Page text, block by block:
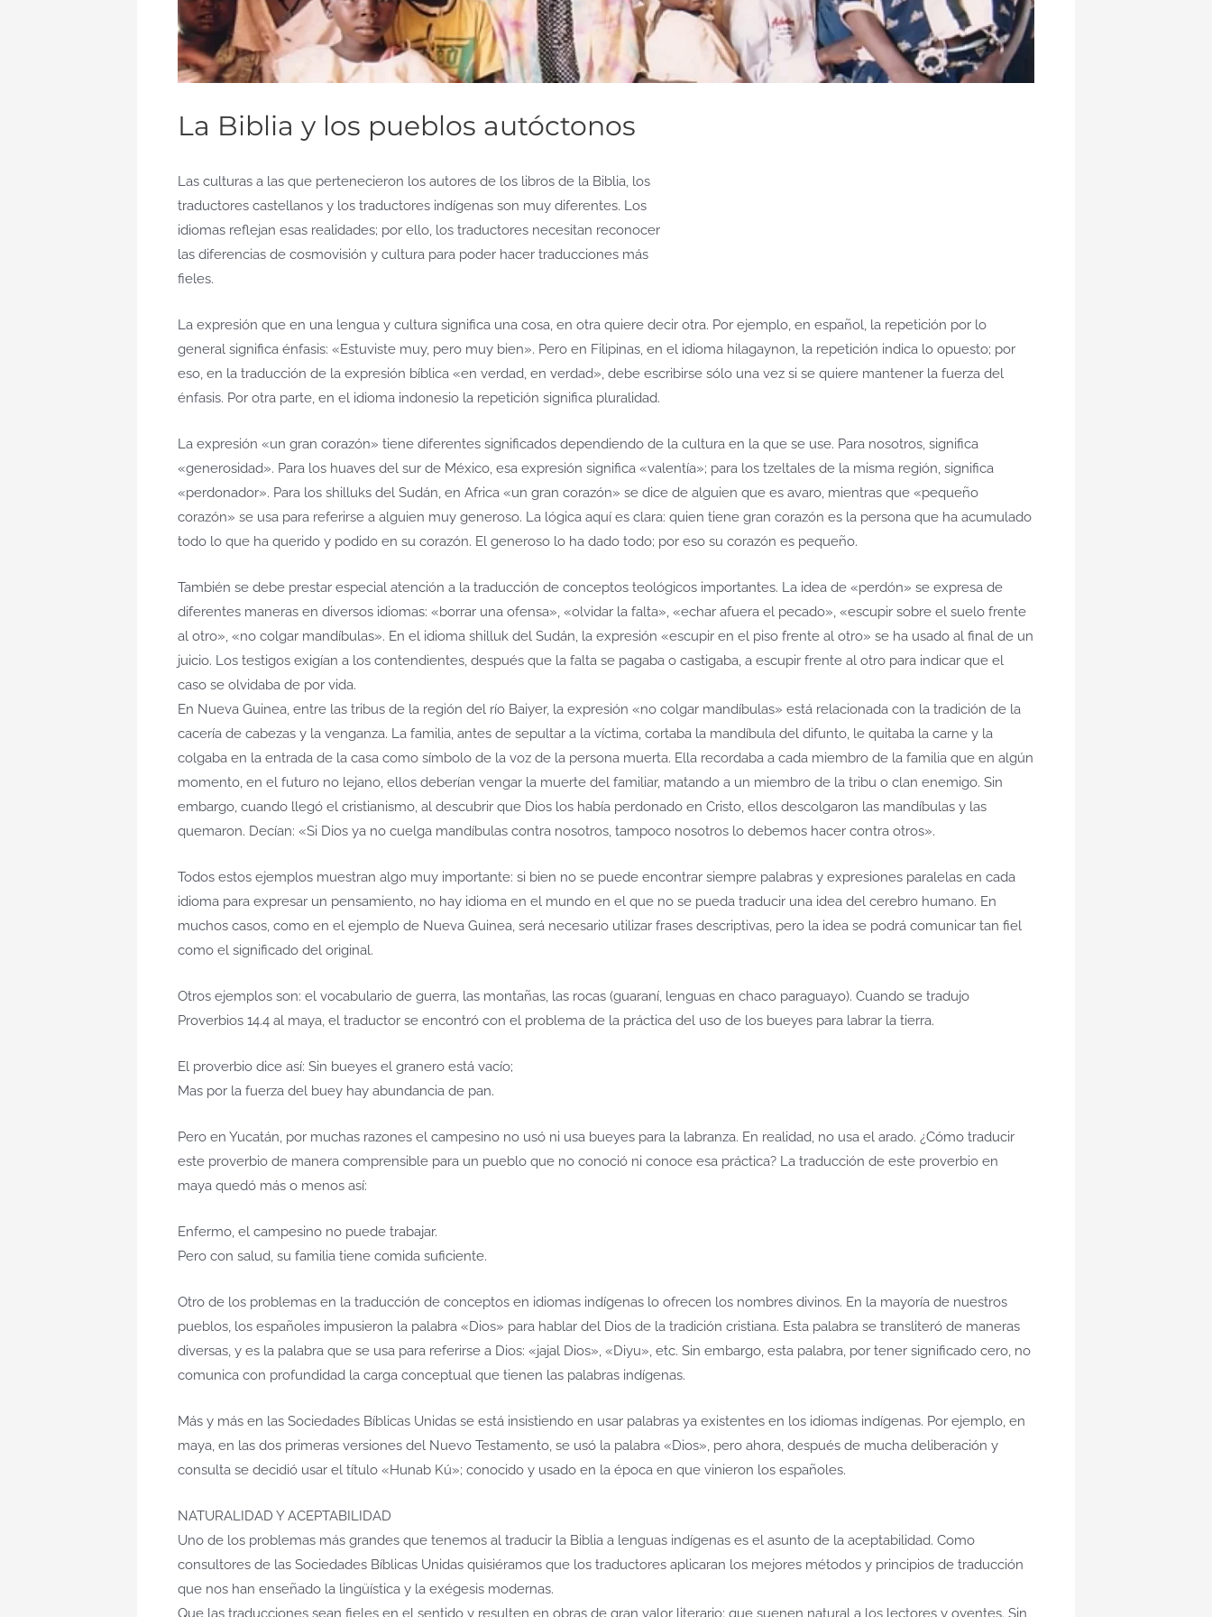
La Biblia y los pueblos autóctonos
Las culturas a las que pertenecieron los autores de los libros de la Biblia, los
traductores castellanos y los traductores indígenas son muy diferentes. Los
idiomas reflejan esas realidades; por ello, los traductores necesitan reconocer
las diferencias de cosmovisión y cultura para poder hacer traducciones más
fieles.
La expresión que en una lengua y cultura significa una cosa, en otra quiere decir otra. Por ejemplo, en español, la repetición por lo
general significa énfasis: «Estuviste muy, pero muy bien». Pero en Filipinas, en el idioma hilagaynon, la repetición indica lo opuesto; por
eso, en la traducción de la expresión bíblica «en verdad, en verdad», debe escribirse sólo una vez si se quiere mantener la fuerza del
énfasis. Por otra parte, en el idioma indonesio la repetición significa pluralidad.
La expresión «un gran corazón» tiene diferentes significados dependiendo de la cultura en la que se use. Para nosotros, significa
«generosidad». Para los huaves del sur de México, esa expresión significa «valentía»; para los tzeltales de la misma región, significa
«perdonador». Para los shilluks del Sudán, en Africa «un gran corazón» se dice de alguien que es avaro, mientras que «pequeño
corazón» se usa para referirse a alguien muy generoso. La lógica aquí es clara: quien tiene gran corazón es la persona que ha acumulado
todo lo que ha querido y podido en su corazón. El generoso lo ha dado todo; por eso su corazón es pequeño.
También se debe prestar especial atención a la traducción de conceptos teológicos importantes. La idea de «perdón» se expresa de
diferentes maneras en diversos idiomas: «borrar una ofensa», «olvidar la falta», «echar afuera el pecado», «escupir sobre el suelo frente
al otro», «no colgar mandíbulas». En el idioma shilluk del Sudán, la expresión «escupir en el piso frente al otro» se ha usado al final de un
juicio. Los testigos exigían a los contendientes, después que la falta se pagaba o castigaba, a escupir frente al otro para indicar que el
caso se olvidaba de por vida.
En Nueva Guinea, entre las tribus de la región del río Baiyer, la expresión «no colgar mandíbulas» está relacionada con la tradición de la
cacería de cabezas y la venganza. La familia, antes de sepultar a la víctima, cortaba la mandíbula del difunto, le quitaba la carne y la
colgaba en la entrada de la casa como símbolo de la voz de la persona muerta. Ella recordaba a cada miembro de la familia que en algún
momento, en el futuro no lejano, ellos deberían vengar la muerte del familiar, matando a un miembro de la tribu o clan enemigo. Sin
embargo, cuando llegó el cristianismo, al descubrir que Dios los había perdonado en Cristo, ellos descolgaron las mandíbulas y las
quemaron. Decían: «Si Dios ya no cuelga mandíbulas contra nosotros, tampoco nosotros lo debemos hacer contra otros».
Todos estos ejemplos muestran algo muy importante: si bien no se puede encontrar siempre palabras y expresiones paralelas en cada
idioma para expresar un pensamiento, no hay idioma en el mundo en el que no se pueda traducir una idea del cerebro humano. En
muchos casos, como en el ejemplo de Nueva Guinea, será necesario utilizar frases descriptivas, pero la idea se podrá comunicar tan fiel
como el significado del original.
Otros ejemplos son: el vocabulario de guerra, las montañas, las rocas (guaraní, lenguas en chaco paraguayo). Cuando se tradujo
Proverbios 14.4 al maya, el traductor se encontró con el problema de la práctica del uso de los bueyes para labrar la tierra.
El proverbio dice así: Sin bueyes el granero está vacío;
Mas por la fuerza del buey hay abundancia de pan.
Pero en Yucatán, por muchas razones el campesino no usó ni usa bueyes para la labranza. En realidad, no usa el arado. ¿Cómo traducir
este proverbio de manera comprensible para un pueblo que no conoció ni conoce esa práctica? La traducción de este proverbio en
maya quedó más o menos así:
Enfermo, el campesino no puede trabajar.
Pero con salud, su familia tiene comida suficiente.
Otro de los problemas en la traducción de conceptos en idiomas indígenas lo ofrecen los nombres divinos. En la mayoría de nuestros
pueblos, los españoles impusieron la palabra «Dios» para hablar del Dios de la tradición cristiana. Esta palabra se transliteró de maneras
diversas, y es la palabra que se usa para referirse a Dios: «jajal Dios», «Diyu», etc. Sin embargo, esta palabra, por tener significado cero, no
comunica con profundidad la carga conceptual que tienen las palabras indígenas.
Más y más en las Sociedades Bíblicas Unidas se está insistiendo en usar palabras ya existentes en los idiomas indígenas. Por ejemplo, en
maya, en las dos primeras versiones del Nuevo Testamento, se usó la palabra «Dios», pero ahora, después de mucha deliberación y
consulta se decidió usar el título «Hunab Kú»; conocido y usado en la época en que vinieron los españoles.
NATURALIDAD Y ACEPTABILIDAD
Uno de los problemas más grandes que tenemos al traducir la Biblia a lenguas indígenas es el asunto de la aceptabilidad. Como
consultores de las Sociedades Bíblicas Unidas quisiéramos que los traductores aplicaran los mejores métodos y principios de traducción
que nos han enseñado la lingüística y la exégesis modernas.
Que las traducciones sean fieles en el sentido y resulten en obras de gran valor literario; que suenen natural a los lectores y oyentes. Sin